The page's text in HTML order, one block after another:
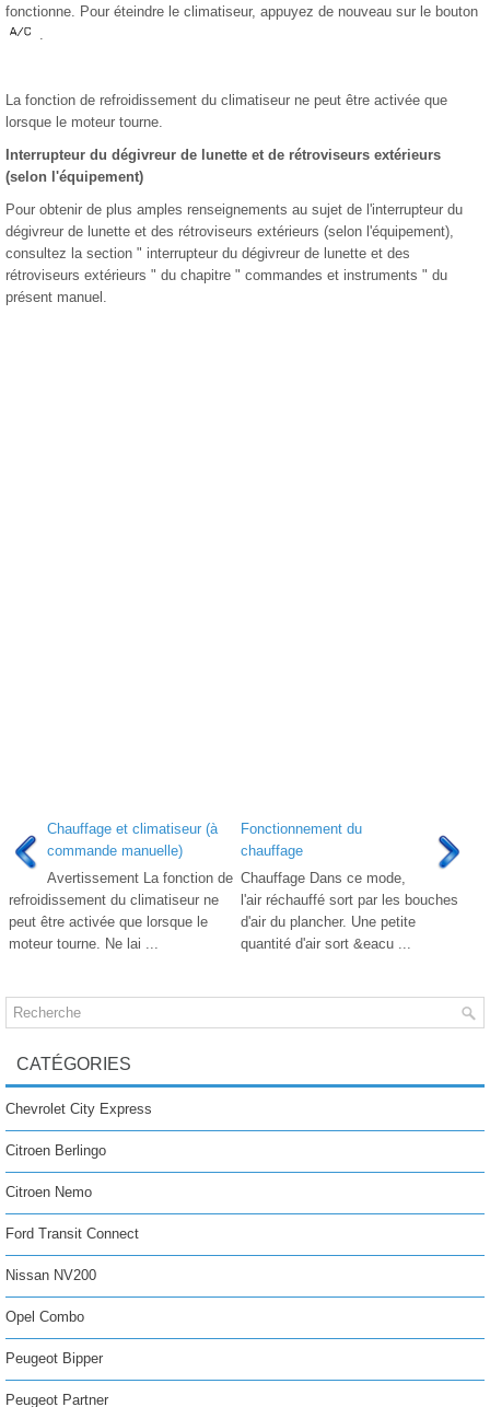
fonctionne. Pour éteindre le climatiseur, appuyez de nouveau sur le bouton
.
La fonction de refroidissement du climatiseur ne peut être activée que
lorsque le moteur tourne.
Interrupteur du dégivreur de lunette et de rétroviseurs extérieurs
(selon l'équipement)
Pour obtenir de plus amples renseignements au sujet de l'interrupteur du
dégivreur de lunette et des rétroviseurs extérieurs (selon l'équipement),
consultez la section " interrupteur du dégivreur de lunette et des
rétroviseurs extérieurs " du chapitre " commandes et instruments " du
présent manuel.
Chauffage et climatiseur (à
commande manuelle)
Avertissement La fonction de
refroidissement du climatiseur ne
peut être activée que lorsque le
moteur tourne. Ne lai ...
Fonctionnement du
chauffage
Chauffage Dans ce mode,
l'air réchauffé sort par les bouches
d'air du plancher. Une petite
quantité d'air sort &eacu ...
CATÉGORIES
Chevrolet City Express
Citroen Berlingo
Citroen Nemo
Ford Transit Connect
Nissan NV200
Opel Combo
Peugeot Bipper
Peugeot Partner